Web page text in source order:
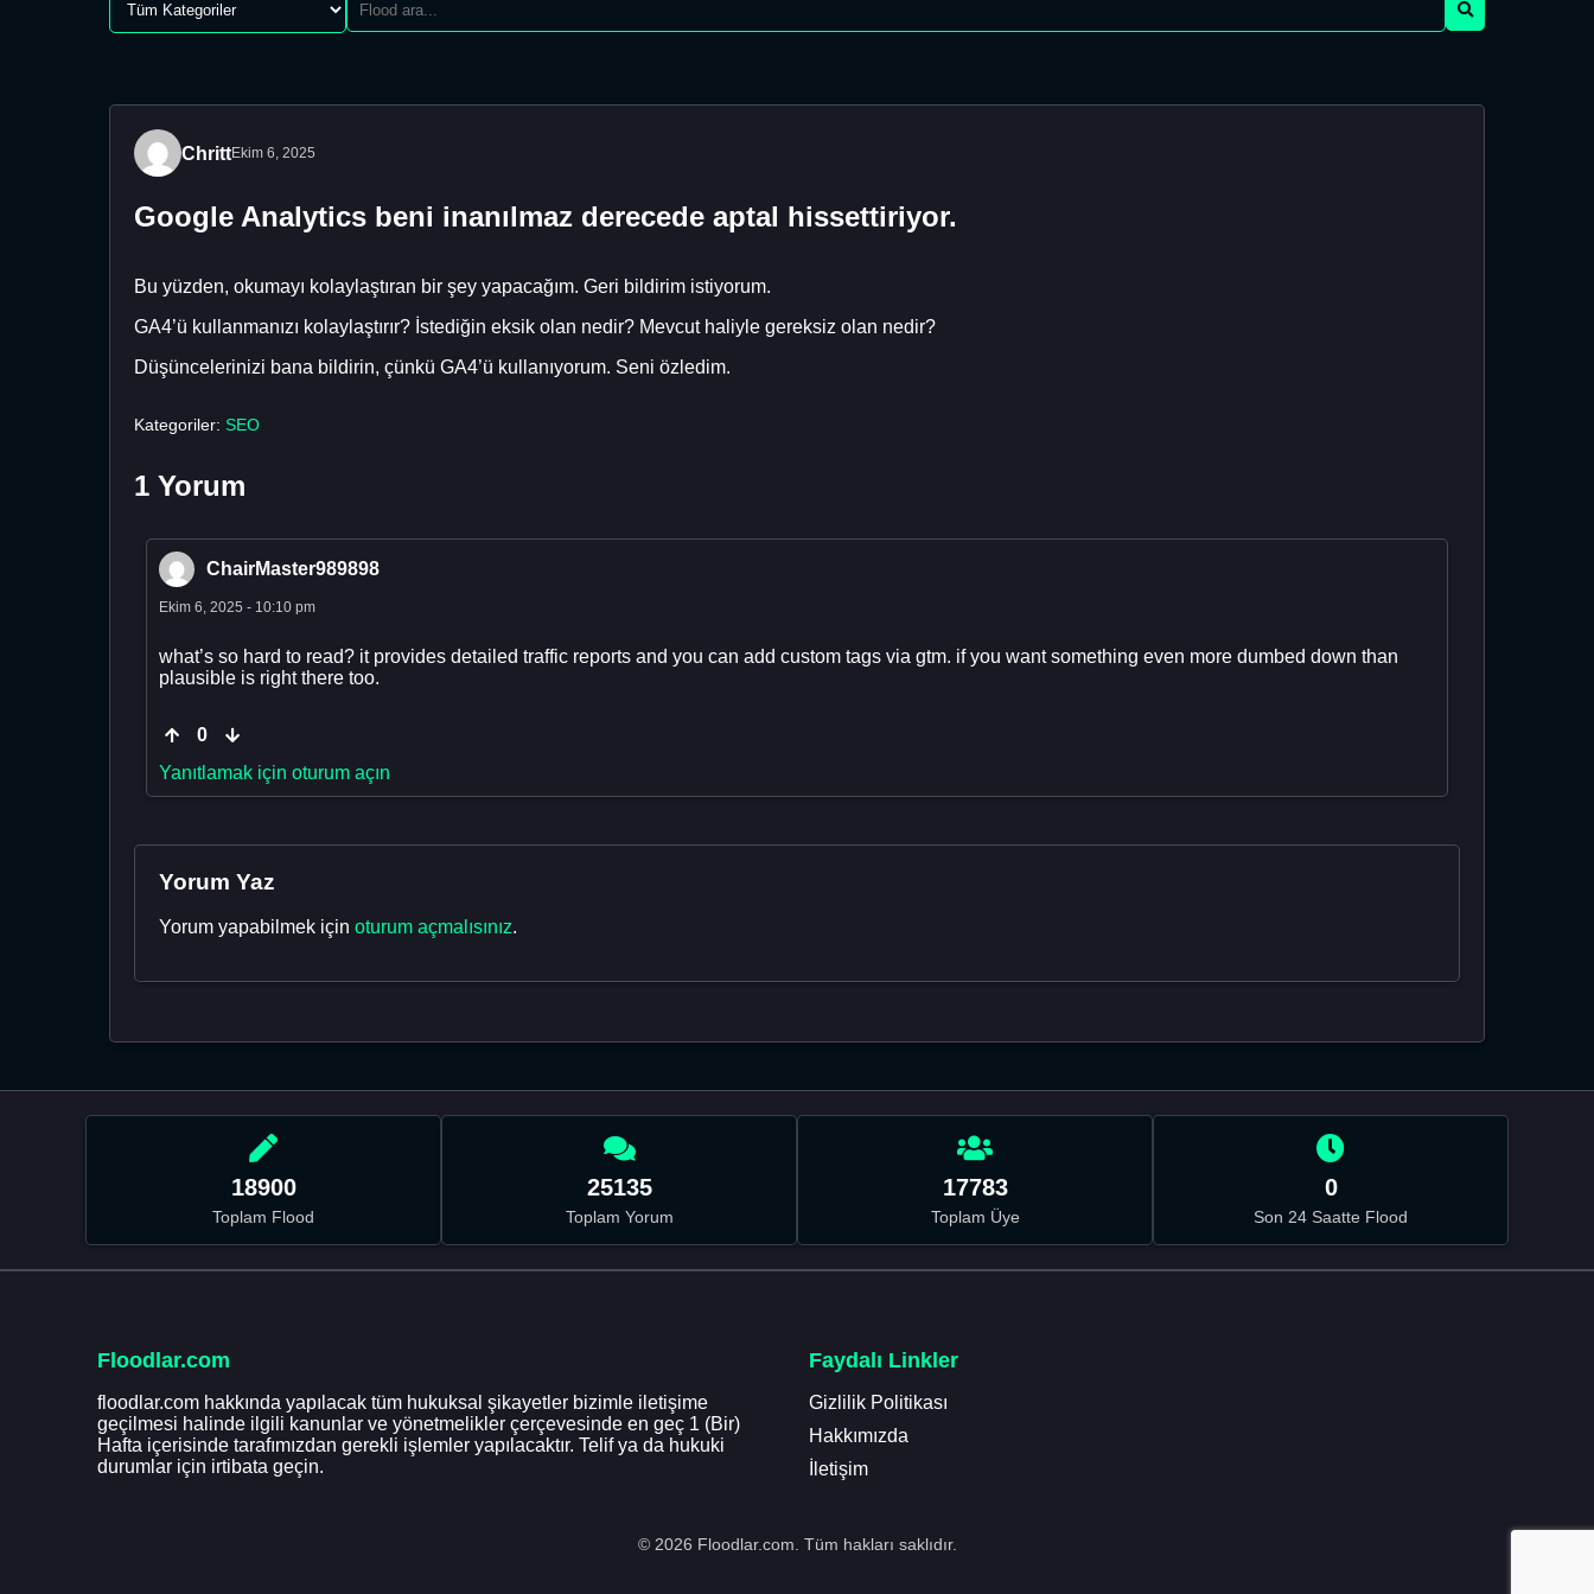
ChrittEkim 6, 2025
Google Analytics beni inanılmaz derecede aptal hissettiriyor.
Bu yüzden, okumayı kolaylaştıran bir şey yapacağım. Geri bildirim istiyorum.
GA4’ü kullanmanızı kolaylaştırır? İstediğin eksik olan nedir? Mevcut haliyle gereksiz olan nedir?
Düşüncelerinizi bana bildirin, çünkü GA4’ü kullanıyorum. Seni özledim.
Kategoriler: SEO
1 Yorum
ChairMaster989898
Ekim 6, 2025 - 10:10 pm
what’s so hard to read? it provides detailed traffic reports and you can add custom tags via gtm. if you want something even more dumbed down than
plausible is right there too.
0
Yanıtlamak için oturum açın
Yorum Yaz
Yorum yapabilmek için oturum açmalısınız.
18900
Toplam Flood
25135
Toplam Yorum
17783
Toplam Üye
0
Son 24 Saatte Flood
Floodlar.com
floodlar.com hakkında yapılacak tüm hukuksal şikayetler bizimle iletişime
geçilmesi halinde ilgili kanunlar ve yönetmelikler çerçevesinde en geç 1 (Bir)
Hafta içerisinde tarafımızdan gerekli işlemler yapılacaktır. Telif ya da hukuki
durumlar için irtibata geçin.
Faydalı Linkler
Gizlilik Politikası
Hakkımızda
İletişim
© 2026 Floodlar.com. Tüm hakları saklıdır.